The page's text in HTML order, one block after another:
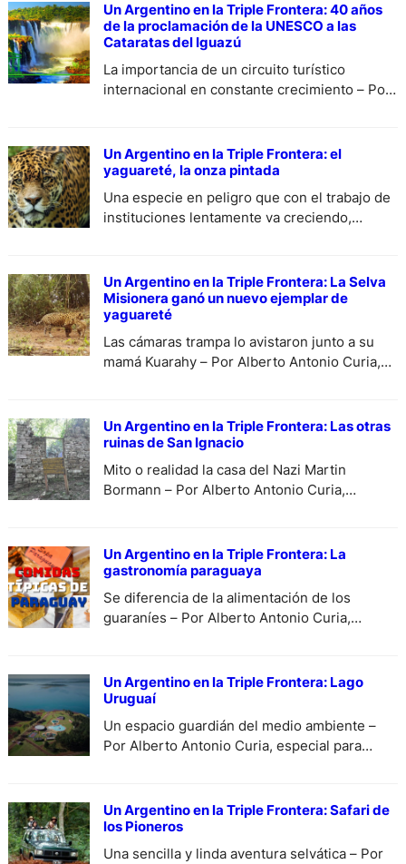
Un Argentino en la Triple Frontera: 40 años
de la proclamación de la UNESCO a las
Cataratas del Iguazú
La importancia de un circuito turístico
internacional en constante crecimiento – Por
Un Argentino en la Triple Frontera: el
yaguareté, la onza pintada
Una especie en peligro que con el trabajo de
instituciones lentamente va creciendo,
Un Argentino en la Triple Frontera: La Selva
Misionera ganó un nuevo ejemplar de
yaguareté
Las cámaras trampa lo avistaron junto a su
mamá Kuarahy – Por Alberto Antonio Curia,
Un Argentino en la Triple Frontera: Las otras
ruinas de San Ignacio
Mito o realidad la casa del Nazi Martin
Bormann – Por Alberto Antonio Curia,
Un Argentino en la Triple Frontera: La
gastronomía paraguaya
Se diferencia de la alimentación de los
guaraníes – Por Alberto Antonio Curia,
Un Argentino en la Triple Frontera: Lago
Uruguaí
Un espacio guardián del medio ambiente –
Por Alberto Antonio Curia, especial para
Un Argentino en la Triple Frontera: Safari de
los Pioneros
Una sencilla y linda aventura selvática – Por